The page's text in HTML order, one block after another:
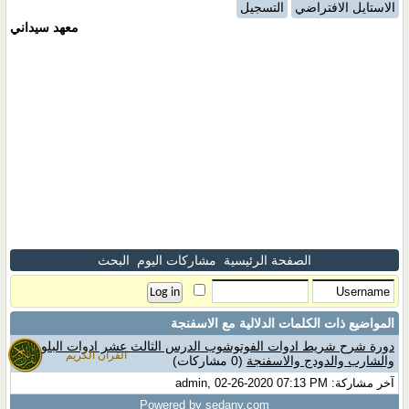
القران الكريم
الاستايل الافتراضي
التسجيل
معهد سيداني
الصفحة الرئيسية مشاركات اليوم البحث
المواضيع ذات الكلمات الدلالية مع
الاسفنجة
دورة شرح شريط ادوات الفوتوشوب الدرس الثالث عشر ادوات البلور
والشارب والدودج والاسفنجة (0 مشاركات)
آخر مشاركة: admin, 02-26-2020 07:13 PM
Powered by sedany.com